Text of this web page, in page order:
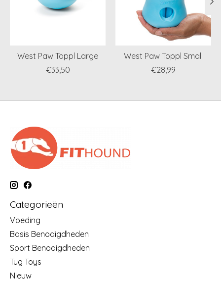
West Paw Toppl Large
€33,50
West Paw Toppl Small
€28,99
Categorieën
Voeding
Basis Benodigdheden
Sport Benodigdheden
Tug Toys
Nieuw